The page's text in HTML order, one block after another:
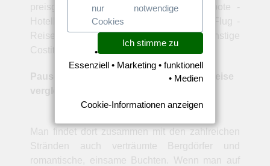
preisgünstige Costitx Pauschalreiseangebote -
Hotelbuchung - Transfer - Verpflegung - Flug -
Reiseservice - Urlaubsangebote. Günstige
Costitx Hotelangebote Mallorca.
Pauschalreisen Costitx Mallorca Reisepreise
vergleichen
Man findet dort zusammen mit den zahlreichen
Stränden auch verträumte Bergdörfer und
romantische, einsame Buchten. Wenn man auf
nur notwendige
Cookies
Ich stimme zu
•
Essenziell • Marketing • funktionell
• Medien
Cookie-Informationen anzeigen